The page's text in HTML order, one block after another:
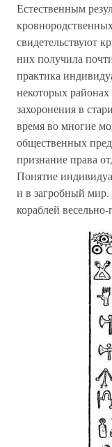
Естественным
свидетельствуют
них получила
практика
некоторых
захоронения в
время во многие
общественных
признание права
Понятие
и в загробный мир.
кораблей